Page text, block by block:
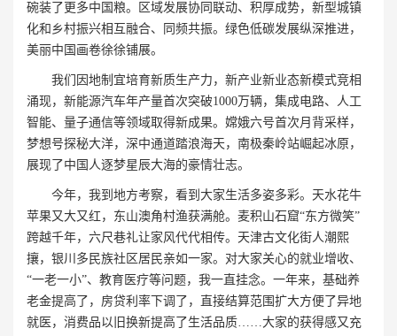
碗装了更多中国粮。区域发展协同联动、积厚成势，新型城镇
化和乡村振兴相互融合、同频共振。绿色低碳发展纵深推进，
美丽中国画卷徐徐铺展。
我们因地制宜培育新质生产力，新产业新业态新模式竞相
涌现，新能源汽车年产量首次突破1000万辆，集成电路、人工
智能、量子通信等领域取得新成果。嫦娥六号首次月背采样，
梦想号探秘大洋，深中通道踏浪海天，南极秦岭站崛起冰原，
展现了中国人逐梦星辰大海的豪情壮志。
今年，我到地方考察，看到大家生活多姿多彩。天水花牛
苹果又大又红，东山澳角村渔获满舱。麦积山石窟“东方微笑”
跨越千年，六尺巷礼让家风代代相传。天津古文化街人潮熙
攘，银川多民族社区居民亲如一家。对大家关心的就业增收、
“一老一小”、教育医疗等问题，我一直挂念。一年来，基础养
老金提高了，房贷利率下调了，直接结算范围扩大方便了异地
就医，消费品以旧换新提高了生活品质……大家的获得感又充